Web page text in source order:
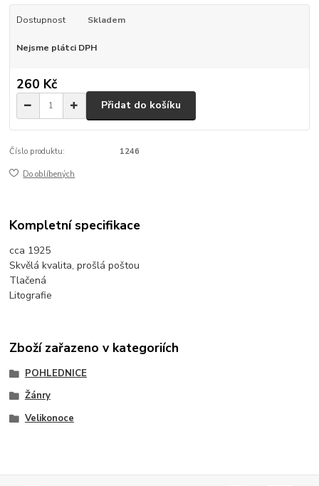
Dostupnost Skladem
Nejsme plátci DPH
260 Kč
Přidat do košíku
Číslo produktu: 1246
Do oblíbených
Kompletní specifikace
cca 1925
Skvělá kvalita, prošlá poštou
Tlačená
Litografie
Zboží zařazeno v kategoriích
POHLEDNICE
Žánry
Velikonoce